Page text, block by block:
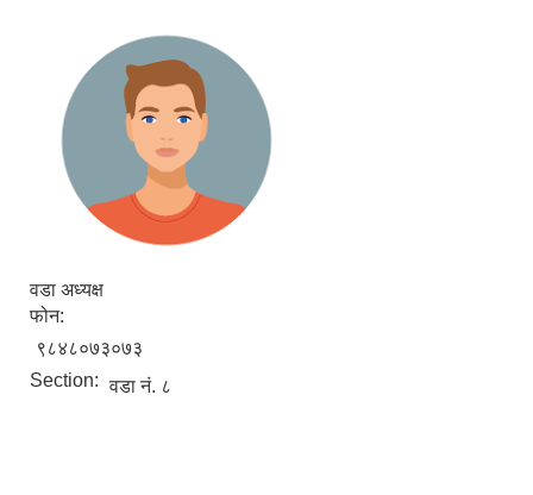
वडा अध्यक्ष
फोन:
९८४८०७३०७३
Section: वडा नं. ८